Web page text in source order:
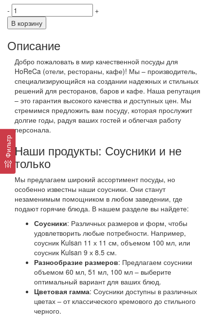
Фильтр
-
+
В корзину
Описание
Добро пожаловать в мир качественной посуды для
HoReCa (отели, рестораны, кафе)! Мы – производитель,
специализирующийся на создании надежных и стильных
решений для ресторанов, баров и кафе. Наша репутация
– это гарантия высокого качества и доступных цен. Мы
стремимся предложить вам посуду, которая прослужит
долгие годы, радуя ваших гостей и облегчая работу
персонала.
Наши продукты: Соусники и не
только
Мы предлагаем широкий ассортимент посуды, но
особенно известны наши соусники. Они станут
незаменимым помощником в любом заведении, где
подают горячие блюда. В нашем разделе вы найдете:
Соусники: Различных размеров и форм, чтобы
удовлетворить любые потребности. Например,
соусник Kulsan 11 х 11 см, объемом 100 мл, или
соусник Kulsan 9 х 8.5 см.
Разнообразие размеров: Предлагаем соусники
объемом 60 мл, 51 мл, 100 мл – выберите
оптимальный вариант для ваших блюд.
Цветовая гамма: Соусники доступны в различных
цветах – от классического кремового до стильного
черного.